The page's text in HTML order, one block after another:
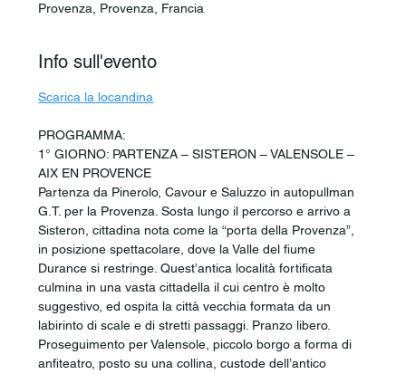
Provenza, Provenza, Francia
Info sull'evento
Scarica la locandina
PROGRAMMA:
1° GIORNO: PARTENZA – SISTERON – VALENSOLE –
AIX EN PROVENCE
Partenza da Pinerolo, Cavour e Saluzzo in autopullman
G.T. per la Provenza. Sosta lungo il percorso e arrivo a
Sisteron, cittadina nota come la “porta della Provenza”,
in posizione spettacolare, dove la Valle del fiume
Durance si restringe. Quest’antica località fortificata
culmina in una vasta cittadella il cui centro è molto
suggestivo, ed ospita la città vecchia formata da un
labirinto di scale e di stretti passaggi. Pranzo libero.
Proseguimento per Valensole, piccolo borgo a forma di
anfiteatro, posto su una collina, custode dell’antico